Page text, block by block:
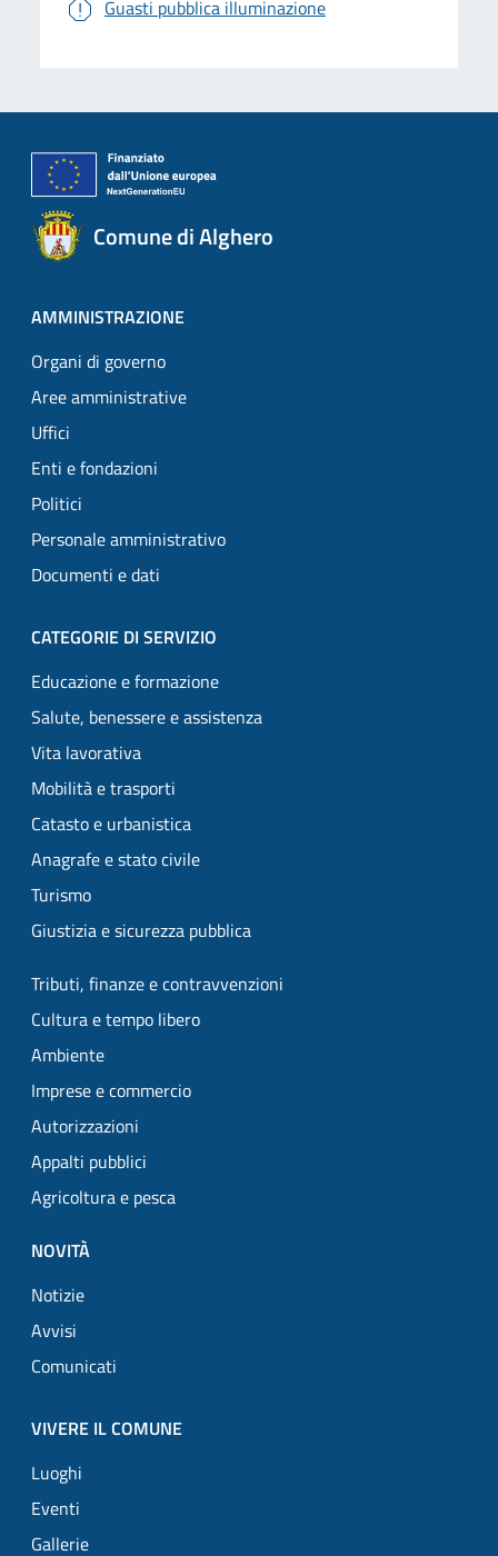
Guasti pubblica illuminazione
Comune di Alghero
AMMINISTRAZIONE
Organi di governo
Aree amministrative
Uffici
Enti e fondazioni
Politici
Personale amministrativo
Documenti e dati
CATEGORIE DI SERVIZIO
Educazione e formazione
Salute, benessere e assistenza
Vita lavorativa
Mobilità e trasporti
Catasto e urbanistica
Anagrafe e stato civile
Turismo
Giustizia e sicurezza pubblica
Tributi, finanze e contravvenzioni
Cultura e tempo libero
Ambiente
Imprese e commercio
Autorizzazioni
Appalti pubblici
Agricoltura e pesca
NOVITÀ
Notizie
Avvisi
Comunicati
VIVERE IL COMUNE
Luoghi
Eventi
Gallerie